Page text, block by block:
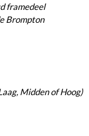
framedeel
Brompton
Midden of Hoog)